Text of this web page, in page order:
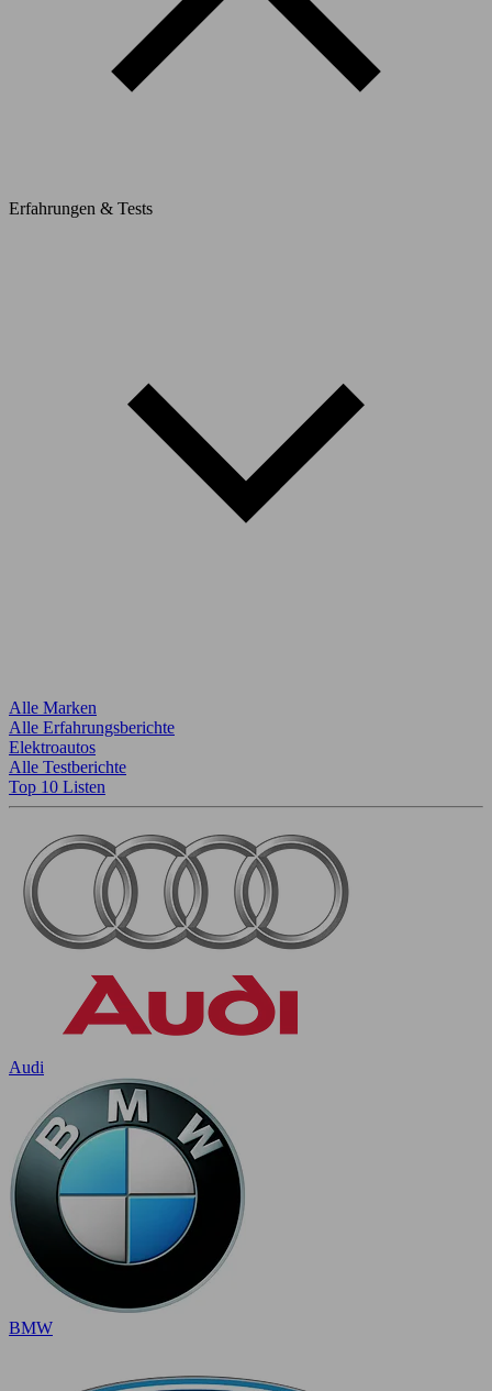
Erfahrungen & Tests
Alle Marken
Alle Erfahrungsberichte
Elektroautos
Alle Testberichte
Top 10 Listen
Audi
BMW